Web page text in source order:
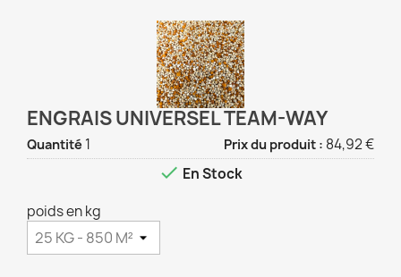
ENGRAIS UNIVERSEL TEAM-WAY
Quantité 1 Prix du produit : 84,92 €
 En Stock
poids en kg